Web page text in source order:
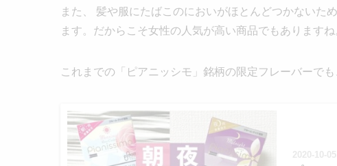
また、 髪や服にたばこのにおいがほとんどつかないた
ます。だからこそ女性の人気が高い商品でもありますね
これまでの「ピアニッシモ」銘柄の限定フレーバーで